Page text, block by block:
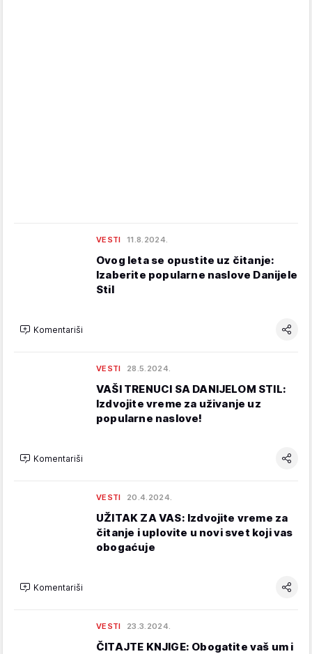
VESTI 11.8.2024.
Ovog leta se opustite uz čitanje:
Izaberite popularne naslove Danijele
Stil
Komentariši
VESTI 28.5.2024.
VAŠI TRENUCI SA DANIJELOM STIL:
Izdvojite vreme za uživanje uz
popularne naslove!
Komentariši
VESTI 20.4.2024.
UŽITAK ZA VAS: Izdvojite vreme za
čitanje i uplovite u novi svet koji vas
obogaćuje
Komentariši
VESTI 23.3.2024.
ČITAJTE KNJIGE: Obogatite vaš um i